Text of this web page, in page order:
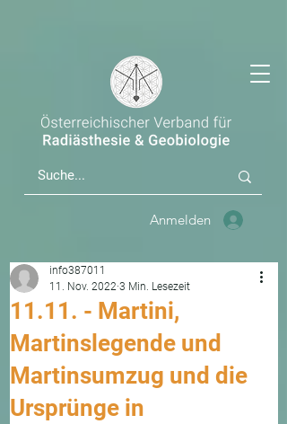
Anmelden
11.11. - Martini,
Martinslegende und
Martinsumzug und die
Ursprünge in
info387011
11. Nov. 2022 3 Min. Lesezeit